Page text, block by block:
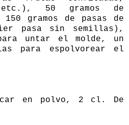
50 gramos de
gramos de pasas de
pasa sin semillas),
para untar el molde, un
para espolvorear el
en polvo, 2 cl. De